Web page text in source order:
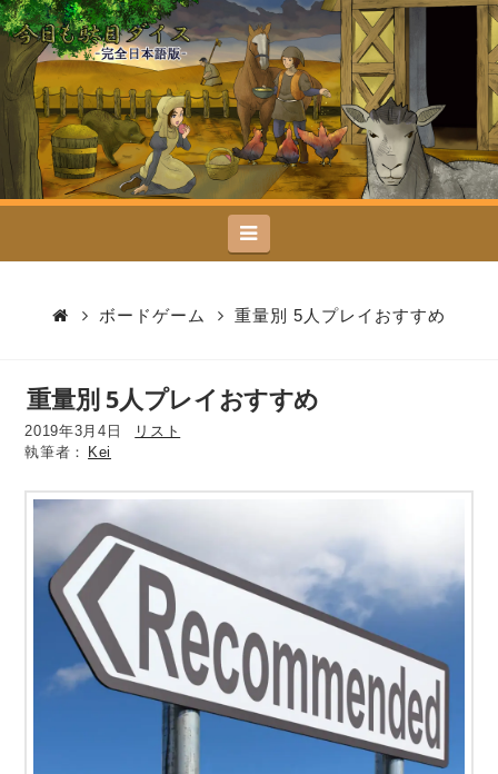
今
日
も
駄
目
イ
ス
Navigation
ボードゲーム 重量別 5人プレイおすすめ
重量別 5人プレイおすすめ
2019年3月4日
リスト
Kei